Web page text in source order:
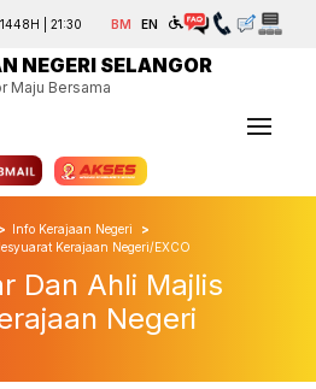
| 21:30 BM EN
NEGERI SELANGOR
Maju Bersama
Info Kerajaan Negeri
Kerajaan Negeri/EXCO
Dan Ahli Majlis
Negeri